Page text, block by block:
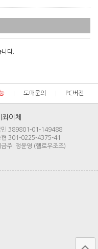
다.
도매문의 PC버전
좌이체
민 389801-01-149488
협 301-0225-4375-41
금주: 정윤영 (헬로우조조)